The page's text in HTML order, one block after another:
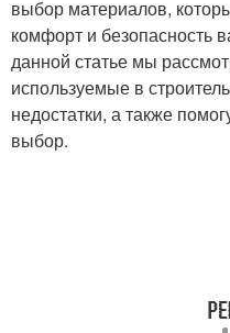
выбор материалов,
комфорт и безопасность
данной статье мы
используемые в
недостатки, а также
выбор.